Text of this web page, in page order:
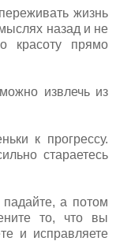
жизнь
назад и не
красоту прямо
извлечь из
к прогрессу.
стараетесь
падайте, а потом
то, что вы
и исправляете